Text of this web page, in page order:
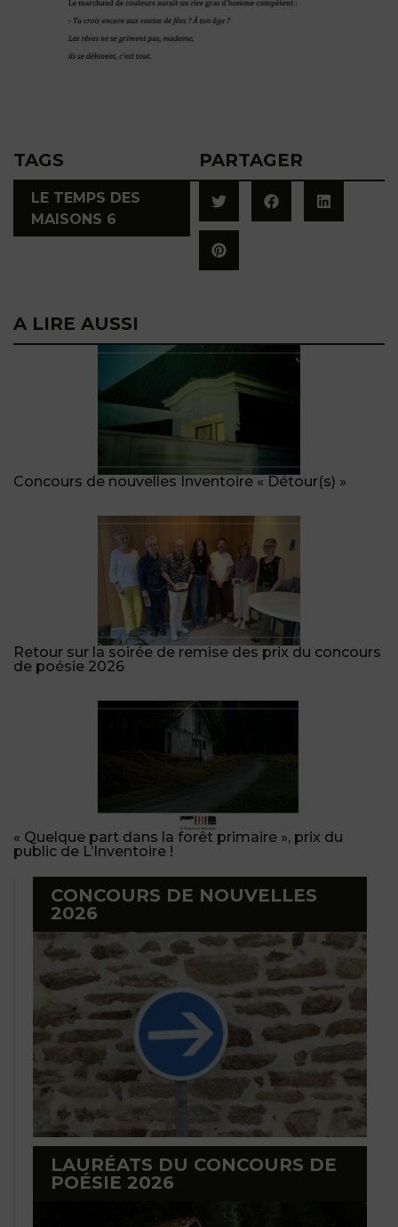
TAGS
LE TEMPS DES
MAISONS 6
PARTAGER
A LIRE AUSSI
Concours de nouvelles Inventoire « Détour(s) »
Retour sur la soirée de remise des prix du concours
de poésie 2026
« Quelque part dans la forêt primaire », prix du
public de L’Inventoire !
CONCOURS DE NOUVELLES
2026
LAURÉATS DU CONCOURS DE
POÉSIE 2026